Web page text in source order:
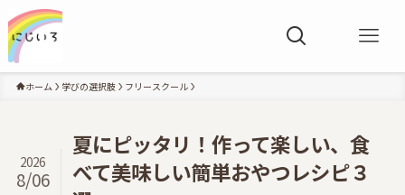
ホーム 学びの選択肢 フリースクール
夏にピッタリ！作って楽しい、食
べて美味しい簡単おやつレシピ３
2026
8/06